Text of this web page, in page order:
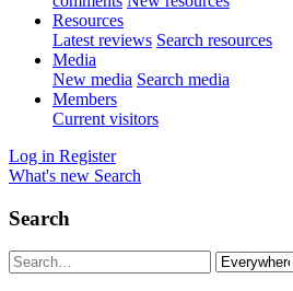
Resources
Latest reviews Search resources
Media
New media Search media
Members
Current visitors
Log in Register
What's new Search
Search